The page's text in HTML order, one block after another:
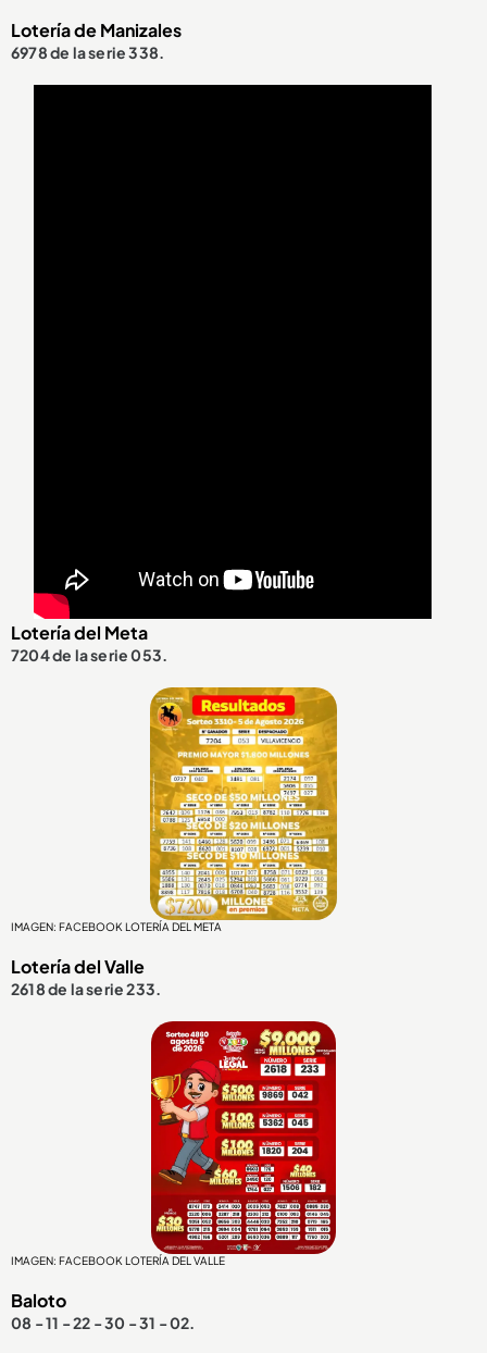
Lotería de Manizales
6978 de la serie 338.
Lotería del Meta
7204 de la serie 053.
IMAGEN: FACEBOOK LOTERÍA DEL META
Lotería del Valle
2618 de la serie 233.
IMAGEN: FACEBOOK LOTERÍA DEL VALLE
Baloto
08 - 11 - 22 - 30 - 31 - 02.